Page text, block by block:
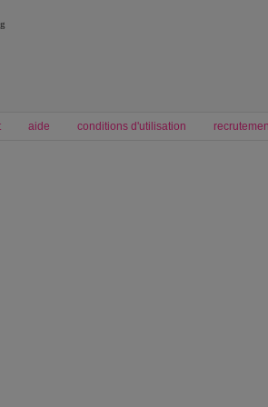
aide conditions d'utilisation